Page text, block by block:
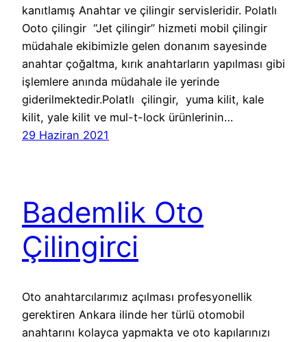
kanıtlamış Anahtar ve çilingir servisleridir. Polatlı
Ooto çilingir “Jet çilingir” hizmeti mobil çilingir
müdahale ekibimizle gelen donanım sayesinde
anahtar çoğaltma, kırık anahtarların yapılması gibi
işlemlere anında müdahale ile yerinde
giderilmektedir.Polatlı çilingir, yuma kilit, kale
kilit, yale kilit ve mul-t-lock ürünlerinin…
29 Haziran 2021
Bademlik Oto
Çilingirci
Oto anahtarcılarımız açılması profesyonellik
gerektiren Ankara ilinde her türlü otomobil
anahtarını kolayca yapmakta ve oto kapılarınızı